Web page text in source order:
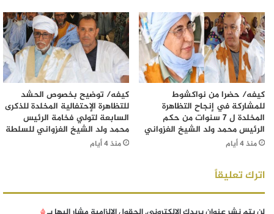
كيفه/ حضرا من نواكشوط
للمشاركة في إنجاح التظاهرة
المخلدة ل 7 سنوات من حكم
الرئيس محمد ولد الشيخ الغزواني
منذ 4 أيام
كيفه/ توضيح بخصوص الحشد
للتظاهرة الإحتفالية المخلدة للذكرى
السابعة لتولي فخامة الرئيس
محمد ولد الشيخ الغزواني للسلطة
منذ 4 أيام
اترك تعليقاً